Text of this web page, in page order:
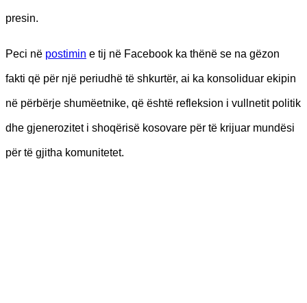
presin.
Peci në postimin e tij në Facebook ka thënë se na gëzon
fakti që për një periudhë të shkurtër, ai ka konsoliduar ekipin
në përbërje shumëetnike, që është refleksion i vullnetit politik
dhe gjenerozitet i shoqërisë kosovare për të krijuar mundësi
për të gjitha komunitetet.